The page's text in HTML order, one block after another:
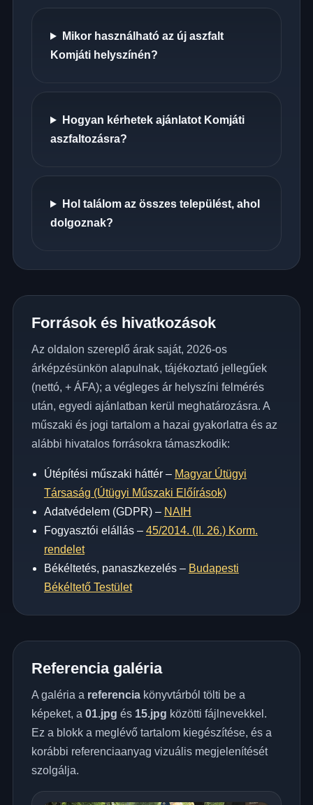
Mikor használható az új aszfalt
Komjáti helyszínén?
Hogyan kérhetek ajánlatot Komjáti
aszfaltozásra?
Hol találom az összes települést, ahol
dolgoznak?
Források és hivatkozások
Az oldalon szereplő árak saját, 2026-os
árképzésünkön alapulnak, tájékoztató jellegűek
(nettó, + ÁFA); a végleges ár helyszíni felmérés
után, egyedi ajánlatban kerül meghatározásra. A
műszaki és jogi tartalom a hazai gyakorlatra és az
alábbi hivatalos forrásokra támaszkodik:
Útépítési műszaki háttér – Magyar Útügyi
Társaság (Útügyi Műszaki Előírások)
Adatvédelem (GDPR) – NAIH
Fogyasztói elállás – 45/2014. (II. 26.) Korm.
rendelet
Békéltetés, panaszkezelés – Budapesti
Békéltető Testület
Referencia galéria
A galéria a referenciakönyvtárból tölti be a
képeket, a 01.jpg és 15.jpg közötti fájlnevekkel.
Ez a blokk a meglévő tartalom kiegészítése, és a
korábbi referenciaanyag vizuális megjelenítését
szolgálja.